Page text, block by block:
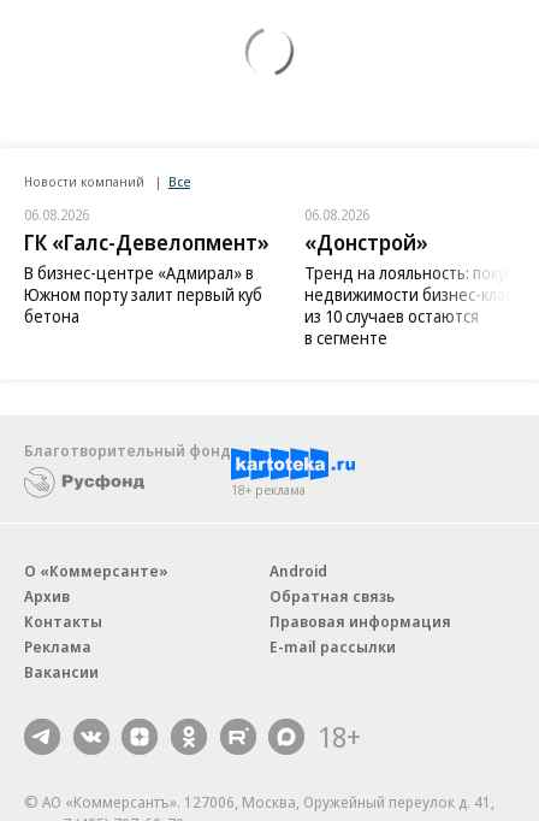
Новости компаний Все
06.08.2026
ГК «Галс-Девелопмент»
В бизнес-центре «Адмирал» в
Южном порту залит первый куб
бетона
06.08.2026
«Донстрой»
Тренд на лояльность:
недвижимости бизнес-класса
из 10 случаев остаются
в сегменте
Благотворительный фонд
18+ реклама
О «Коммерсанте»
Архив
Контакты
Реклама
Вакансии
Android
Обратная связь
Правовая информация
E-mail рассылки
18+
© АО «Коммерсантъ». 127006, Москва, Оружейный переулок д. 41,